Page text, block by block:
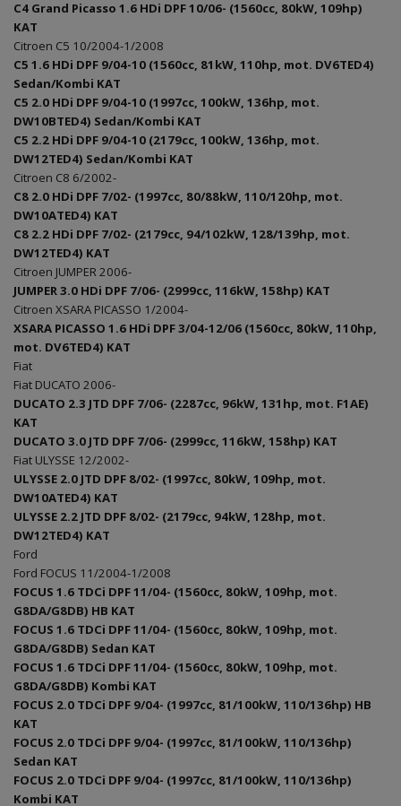
C4 Grand Picasso 1.6 HDi DPF 10/06- (1560cc, 80kW, 109hp)
KAT
Citroen C5 10/2004-1/2008
C5 1.6 HDi DPF 9/04-10 (1560cc, 81kW, 110hp, mot. DV6TED4)
Sedan/Kombi KAT
C5 2.0 HDi DPF 9/04-10 (1997cc, 100kW, 136hp, mot.
DW10BTED4) Sedan/Kombi KAT
C5 2.2 HDi DPF 9/04-10 (2179cc, 100kW, 136hp, mot.
DW12TED4) Sedan/Kombi KAT
Citroen C8 6/2002-
C8 2.0 HDi DPF 7/02- (1997cc, 80/88kW, 110/120hp, mot.
DW10ATED4) KAT
C8 2.2 HDi DPF 7/02- (2179cc, 94/102kW, 128/139hp, mot.
DW12TED4) KAT
Citroen JUMPER 2006-
JUMPER 3.0 HDi DPF 7/06- (2999cc, 116kW, 158hp) KAT
Citroen XSARA PICASSO 1/2004-
XSARA PICASSO 1.6 HDi DPF 3/04-12/06 (1560cc, 80kW, 110hp,
mot. DV6TED4) KAT
Fiat
Fiat DUCATO 2006-
DUCATO 2.3 JTD DPF 7/06- (2287cc, 96kW, 131hp, mot. F1AE)
KAT
DUCATO 3.0 JTD DPF 7/06- (2999cc, 116kW, 158hp) KAT
Fiat ULYSSE 12/2002-
ULYSSE 2.0 JTD DPF 8/02- (1997cc, 80kW, 109hp, mot.
DW10ATED4) KAT
ULYSSE 2.2 JTD DPF 8/02- (2179cc, 94kW, 128hp, mot.
DW12TED4) KAT
Ford
Ford FOCUS 11/2004-1/2008
FOCUS 1.6 TDCi DPF 11/04- (1560cc, 80kW, 109hp, mot.
G8DA/G8DB) HB KAT
FOCUS 1.6 TDCi DPF 11/04- (1560cc, 80kW, 109hp, mot.
G8DA/G8DB) Sedan KAT
FOCUS 1.6 TDCi DPF 11/04- (1560cc, 80kW, 109hp, mot.
G8DA/G8DB) Kombi KAT
FOCUS 2.0 TDCi DPF 9/04- (1997cc, 81/100kW, 110/136hp) HB
KAT
FOCUS 2.0 TDCi DPF 9/04- (1997cc, 81/100kW, 110/136hp)
Sedan KAT
FOCUS 2.0 TDCi DPF 9/04- (1997cc, 81/100kW, 110/136hp)
Kombi KAT